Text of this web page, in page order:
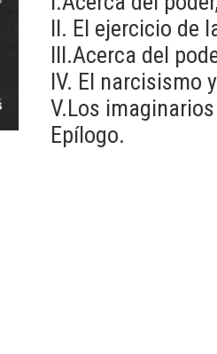
II. El ejercicio de
III.Acerca del
IV. El narcisismo
V.Los
Epílogo.